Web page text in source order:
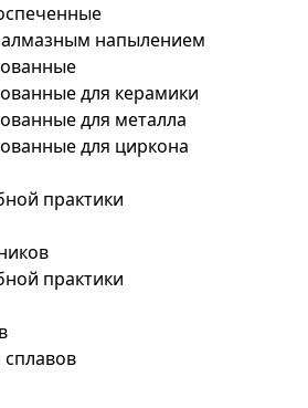
алмазным напылением
для керамики
для металла
для циркона
практики
практики